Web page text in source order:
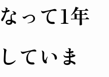
って1年
ていま